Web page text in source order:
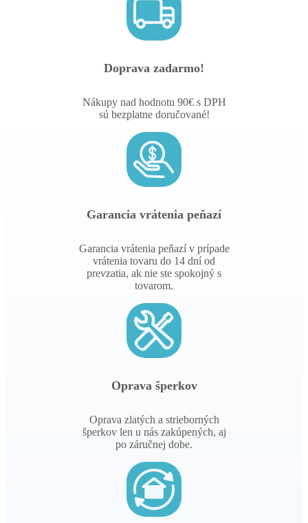
Doprava zadarmo!
Nákupy nad hodnotu 90€ s DPH
sú bezplatne doručované!
Garancia vrátenia peňazí
Garancia vrátenia peňazí v prípade
vrátenia tovaru do 14 dní od
prevzatia, ak nie ste spokojný s
tovarom.
Oprava šperkov
Oprava zlatých a strieborných
šperkov len u nás zakúpených, aj
po záručnej dobe.